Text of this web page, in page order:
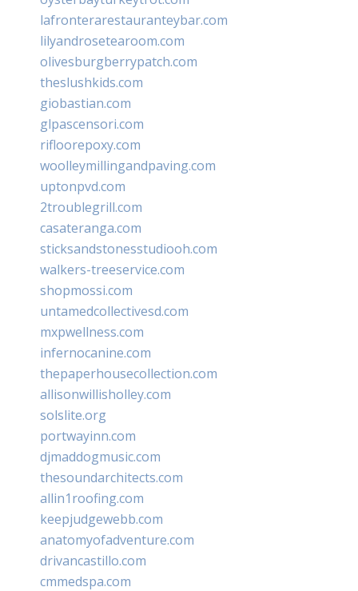
lafronterarestauranteybar.com
lilyandrosetearoom.com
olivesburgberrypatch.com
theslushkids.com
giobastian.com
glpascensori.com
rifloorepoxy.com
woolleymillingandpaving.com
uptonpvd.com
2troublegrill.com
casateranga.com
sticksandstonesstudiooh.com
walkers-treeservice.com
shopmossi.com
untamedcollectivesd.com
mxpwellness.com
infernocanine.com
thepaperhousecollection.com
allisonwillisholley.com
solslite.org
portwayinn.com
djmaddogmusic.com
thesoundarchitects.com
allin1roofing.com
keepjudgewebb.com
anatomyofadventure.com
drivancastillo.com
cmmedspa.com